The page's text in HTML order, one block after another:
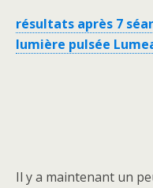
résultats après 7
lumière pulsée
Il y a maintenant un